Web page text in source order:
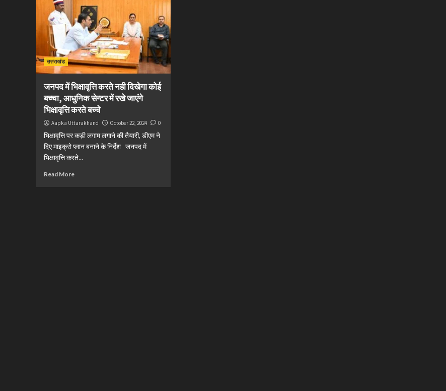
उत्तराखंड
जनपद में भिक्षावृत्ति करते नही दिखेगा कोई
बच्चा, आधुनिक सेन्टर में रखे जाएंगे
भिक्षावृत्ति करते बच्चे
Aapka Uttarakhand October 22, 2024 0
भिक्षावृत्ति पर कड़ी लगाम लगाने की तैयारी, डीएम ने
दिए माइक्रो प्लान बनाने के निर्देश जनपद में
भिक्षावृत्ति करते...
Read More